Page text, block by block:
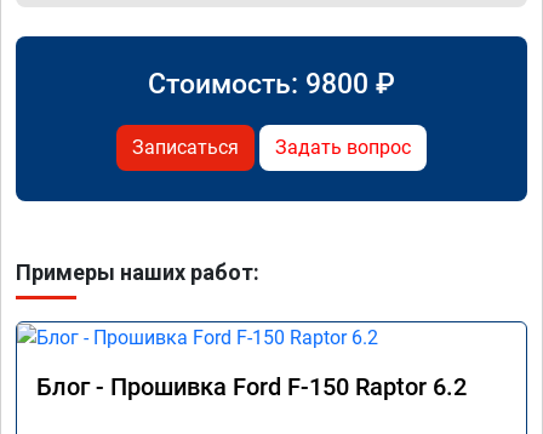
Стоимость: 9800 ₽
Записаться Задать вопрос
Примеры наших работ:
Блог - Прошивка Ford F-150 Raptor 6.2